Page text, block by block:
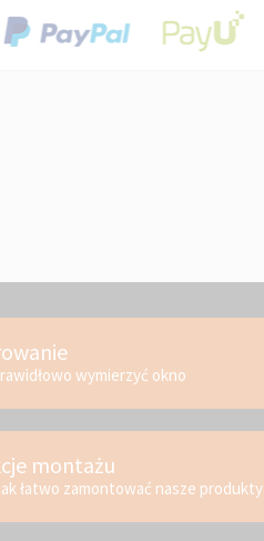
wymierzyć okno
montażu
łatwo zamontować nasze produkty